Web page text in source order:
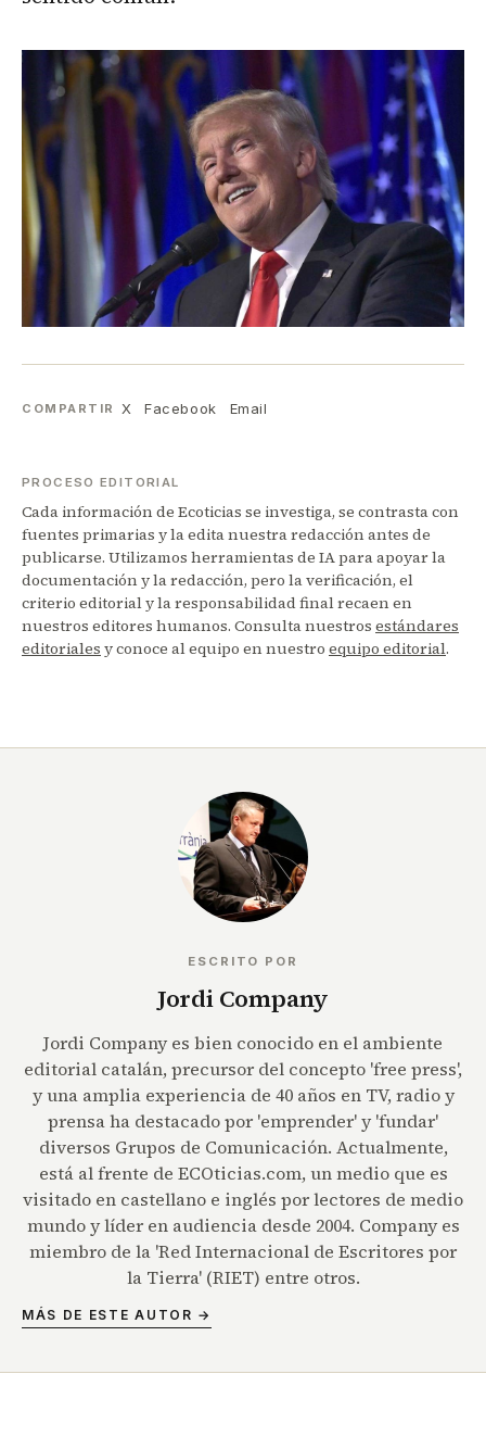
COMPARTIR X Facebook Email
PROCESO EDITORIAL
Cada información de Ecoticias se investiga, se contrasta con
fuentes primarias y la edita nuestra redacción antes de
publicarse. Utilizamos herramientas de IA para apoyar la
documentación y la redacción, pero la verificación, el
criterio editorial y la responsabilidad final recaen en
nuestros editores humanos. Consulta nuestros estándares
editoriales y conoce al equipo en nuestro equipo editorial.
ESCRITO POR
Jordi Company
Jordi Company es bien conocido en el ambiente
editorial catalán, precursor del concepto 'free press',
y una amplia experiencia de 40 años en TV, radio y
prensa ha destacado por 'emprender' y 'fundar'
diversos Grupos de Comunicación. Actualmente,
está al frente de ECOticias.com, un medio que es
visitado en castellano e inglés por lectores de medio
mundo y líder en audiencia desde 2004. Company es
miembro de la 'Red Internacional de Escritores por
la Tierra' (RIET) entre otros.
MÁS DE ESTE AUTOR →